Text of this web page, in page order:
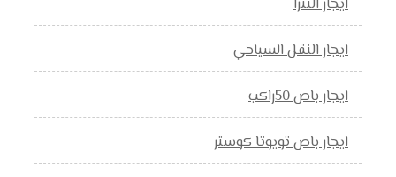
ايجار النترا
ايجار النقل السياحي
ايجار باص 50راكب
ايجار باص تويوتا كوستر